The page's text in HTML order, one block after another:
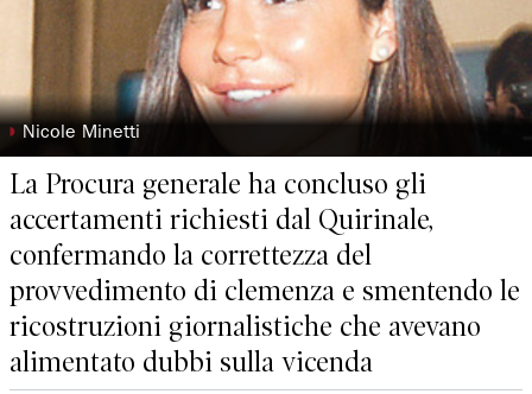
◗ Nicole Minetti
La Procura generale ha concluso gli
accertamenti richiesti dal Quirinale,
confermando la correttezza del
provvedimento di clemenza e smentendo le
ricostruzioni giornalistiche che avevano
alimentato dubbi sulla vicenda